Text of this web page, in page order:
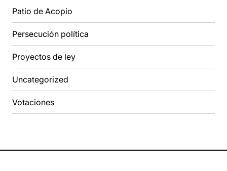
Patio de Acopio
Persecución política
Proyectos de ley
Uncategorized
Votaciones